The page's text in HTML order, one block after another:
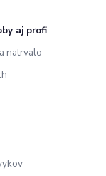
aj profi
natrvalo